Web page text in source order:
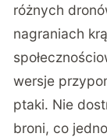
różnych
nagraniach
wersje
ptaki. Nie
broni, co